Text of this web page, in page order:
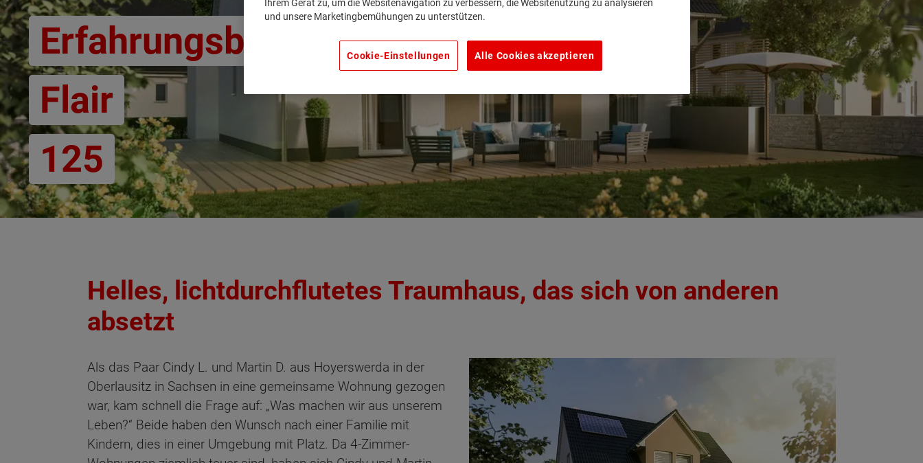
Erfahrungsbericht
Flair
125
Helles, lichtdurchflutetes Traumhaus, das sich von anderen
absetzt
Als das Paar Cindy L. und Martin D. aus Hoyerswerda in der
Oberlausitz in Sachsen in eine gemeinsame Wohnung gezogen
war, kam schnell die Frage auf: „Was machen wir aus unserem
Leben?“ Beide haben den Wunsch nach einer Familie mit
Kindern, dies in einer Umgebung mit Platz. Da 4-Zimmer-
Ihrem Gerät zu, um die Websitenavigation zu verbessern, die Websitenutzung zu analysieren
und unsere Marketingbemühungen zu unterstützen.
Cookie-Einstellungen Alle Cookies akzeptieren